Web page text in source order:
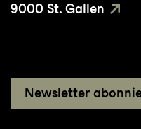
9000 St. Gallen
Newsletter